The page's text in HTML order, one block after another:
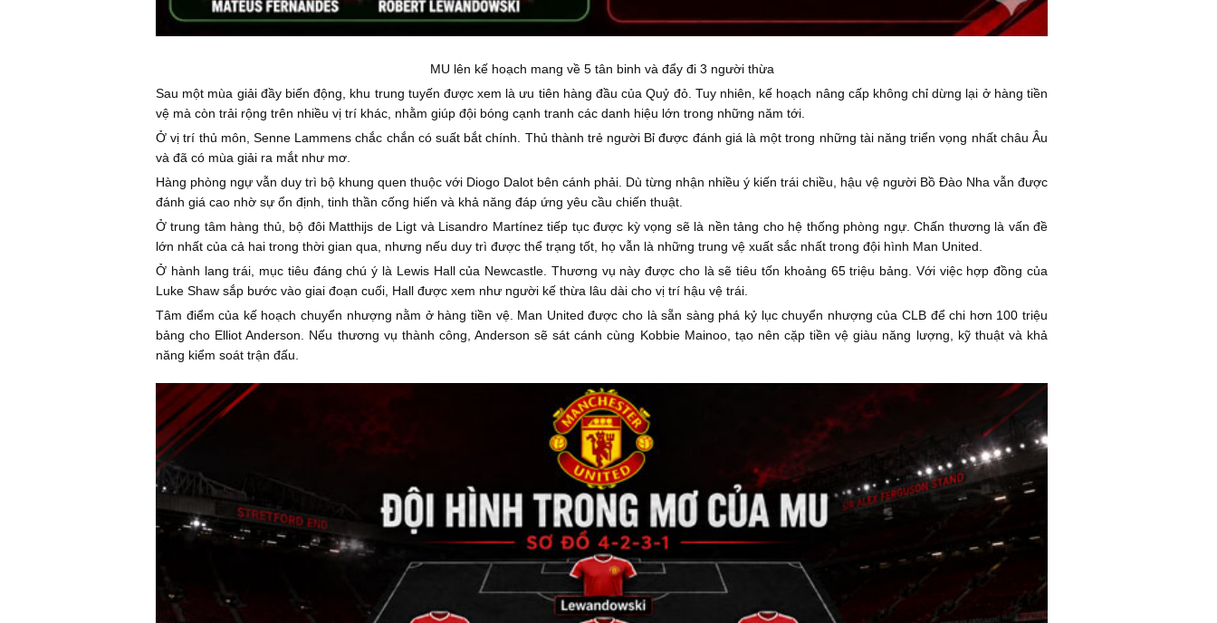
MU lên kế hoạch mang về 5 tân binh và đẩy đi 3 người thừa
Sau một mùa giải đầy biến động, khu trung tuyến được xem là ưu tiên hàng đầu của Quỷ đỏ. Tuy nhiên, kế hoạch nâng cấp không chỉ dừng lại ở hàng tiền
vệ mà còn trải rộng trên nhiều vị trí khác, nhằm giúp đội bóng cạnh tranh các danh hiệu lớn trong những năm tới.
Ở vị trí thủ môn, Senne Lammens chắc chắn có suất bắt chính. Thủ thành trẻ người Bỉ được đánh giá là một trong những tài năng triển vọng nhất châu Âu
và đã có mùa giải ra mắt như mơ.
Hàng phòng ngự vẫn duy trì bộ khung quen thuộc với Diogo Dalot bên cánh phải. Dù từng nhận nhiều ý kiến trái chiều, hậu vệ người Bồ Đào Nha vẫn được
đánh giá cao nhờ sự ổn định, tinh thần cống hiến và khả năng đáp ứng yêu cầu chiến thuật.
Ở trung tâm hàng thủ, bộ đôi Matthijs de Ligt và Lisandro Martínez tiếp tục được kỳ vọng sẽ là nền tảng cho hệ thống phòng ngự. Chấn thương là vấn đề
lớn nhất của cả hai trong thời gian qua, nhưng nếu duy trì được thể trạng tốt, họ vẫn là những trung vệ xuất sắc nhất trong đội hình Man United.
Ở hành lang trái, mục tiêu đáng chú ý là Lewis Hall của Newcastle. Thương vụ này được cho là sẽ tiêu tốn khoảng 65 triệu bảng. Với việc hợp đồng của
Luke Shaw sắp bước vào giai đoạn cuối, Hall được xem như người kế thừa lâu dài cho vị trí hậu vệ trái.
Tâm điểm của kế hoạch chuyển nhượng nằm ở hàng tiền vệ. Man United được cho là sẵn sàng phá kỷ lục chuyển nhượng của CLB để chi hơn 100 triệu
bảng cho Elliot Anderson. Nếu thương vụ thành công, Anderson sẽ sát cánh cùng Kobbie Mainoo, tạo nên cặp tiền vệ giàu năng lượng, kỹ thuật và khả
năng kiểm soát trận đấu.